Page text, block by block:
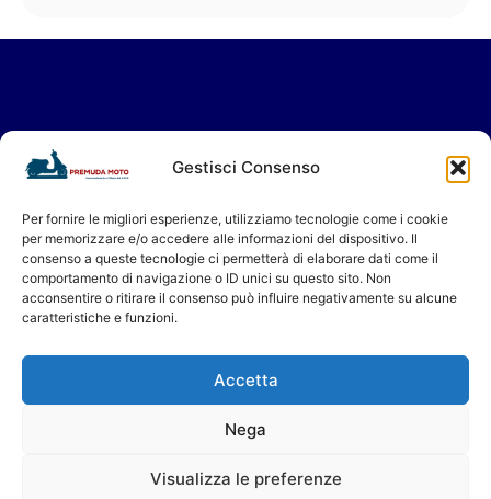
Gestisci Consenso
Per fornire le migliori esperienze, utilizziamo tecnologie come i cookie
per memorizzare e/o accedere alle informazioni del dispositivo. Il
consenso a queste tecnologie ci permetterà di elaborare dati come il
comportamento di navigazione o ID unici su questo sito. Non
acconsentire o ritirare il consenso può influire negativamente su alcune
caratteristiche e funzioni.
Accetta
Nega
Visualizza le preferenze
Vieni a trovarci in Showroom
oppure contattaci per il tuo servizio in
Ti aspettiamo!
Premuda Moto - Concessionario a Milano dal 1956
Privacy Policy
P. Iva 08622240151
Premuda Moto - © 2026